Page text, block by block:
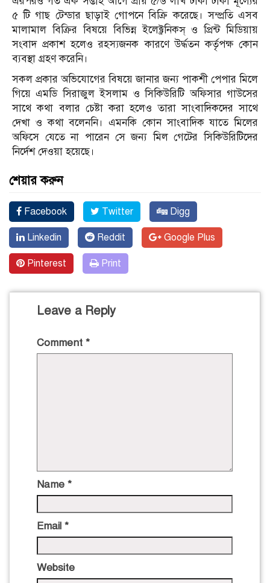
৫ টি গাছ টেন্ডার ছাড়াই গোপনে বিক্রি করেছে। সম্প্রতি এসব
মালামাল বিক্রির বিষয়ে বিভিন্ন ইলেক্ট্রনিকস্ ও প্রিন্ট মিডিয়ায়
সংবাদ প্রকাশ হলেও রহস্যজনক কারণে উর্দ্ধতন কর্তৃপক্ষ কোন
ব্যবস্থা গ্রহণ করেনি।
সকল প্রকার অভিযোগের বিষয়ে জানার জন্য পাকশী পেপার মিলে
গিয়ে এমডি সিরাজুল ইসলাম ও সিকিউরিটি অফিসার গাউসের
সাথে কথা বলার চেষ্টা করা হলেও তারা সাংবাদিকদের সাথে
দেখা ও কথা বলেননি। এমনকি কোন সাংবাদিক যাতে মিলের
অফিসে যেতে না পারেন সে জন্য মিল গেটের সিকিউরিটিদের
নির্দেশ দেওয়া হয়েছে।
শেয়ার করুন
Facebook Twitter Digg
Linkedin Reddit Google Plus
Pinterest Print
Leave a Reply
Comment *
Name *
Email *
Website